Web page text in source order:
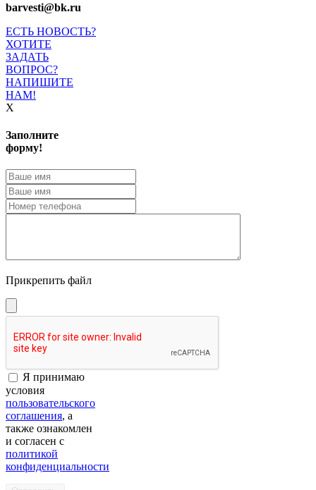
barvesti@bk.ru
ЕСТЬ НОВОСТЬ?
ХОТИТЕ
ЗАДАТЬ
ВОПРОС?
НАПИШИТЕ
НАМ!
X
Заполните
форму!
Прикрепить файл
Я принимаю
условия
пользовательского
соглашения, а
также ознакомлен
и согласен с
политикой
конфиденциальности